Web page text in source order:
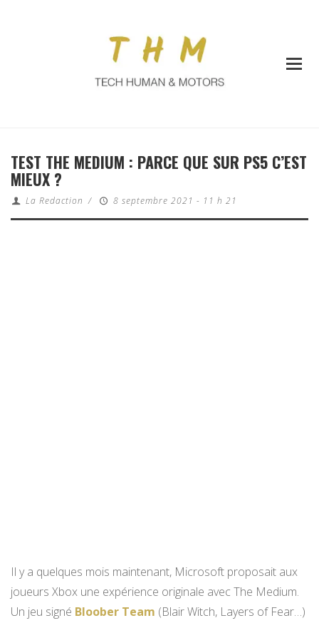
TEST THE MEDIUM : PARCE QUE SUR PS5 C’EST
MIEUX ?
La Redaction / 8 septembre 2021 - 11 h 21
Il y a quelques mois maintenant, Microsoft proposait aux
joueurs Xbox une expérience originale avec The Medium.
Un jeu signé Bloober Team (Blair Witch, Layers of Fear…)